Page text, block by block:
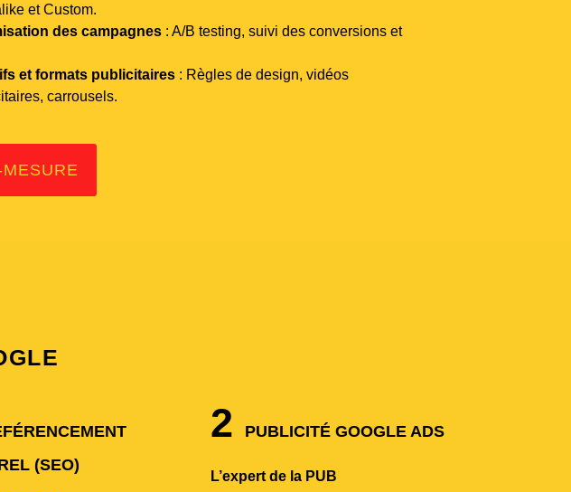
et Custom.
des campagnes : A/B testing, suivi des conversions et
et formats publicitaires : Règles de design, vidéos
carrousels.
(SEO)
2 PUBLICITÉ GOOGLE ADS
L’expert de la PUB